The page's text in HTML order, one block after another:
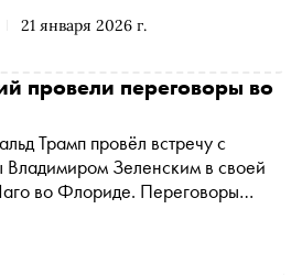
21 января 2026 г.
провели переговоры во
Трамп провёл встречу с
Владимиром Зеленским в своей
во Флориде. Переговоры
журналистами